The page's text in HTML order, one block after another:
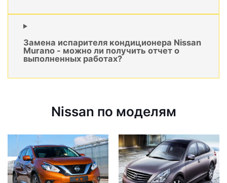
Замена испарителя кондиционера Nissan
Murano - можно ли получить отчет о
выполненных работах?
Nissan по моделям